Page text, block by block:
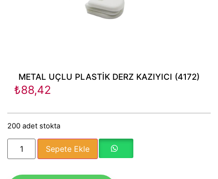
METAL UÇLU PLASTİK DERZ KAZIYICI (4172)
₺88,42
200 adet stokta
Sepete Ekle